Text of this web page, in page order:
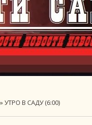
» УТРО В САДУ (6:00)